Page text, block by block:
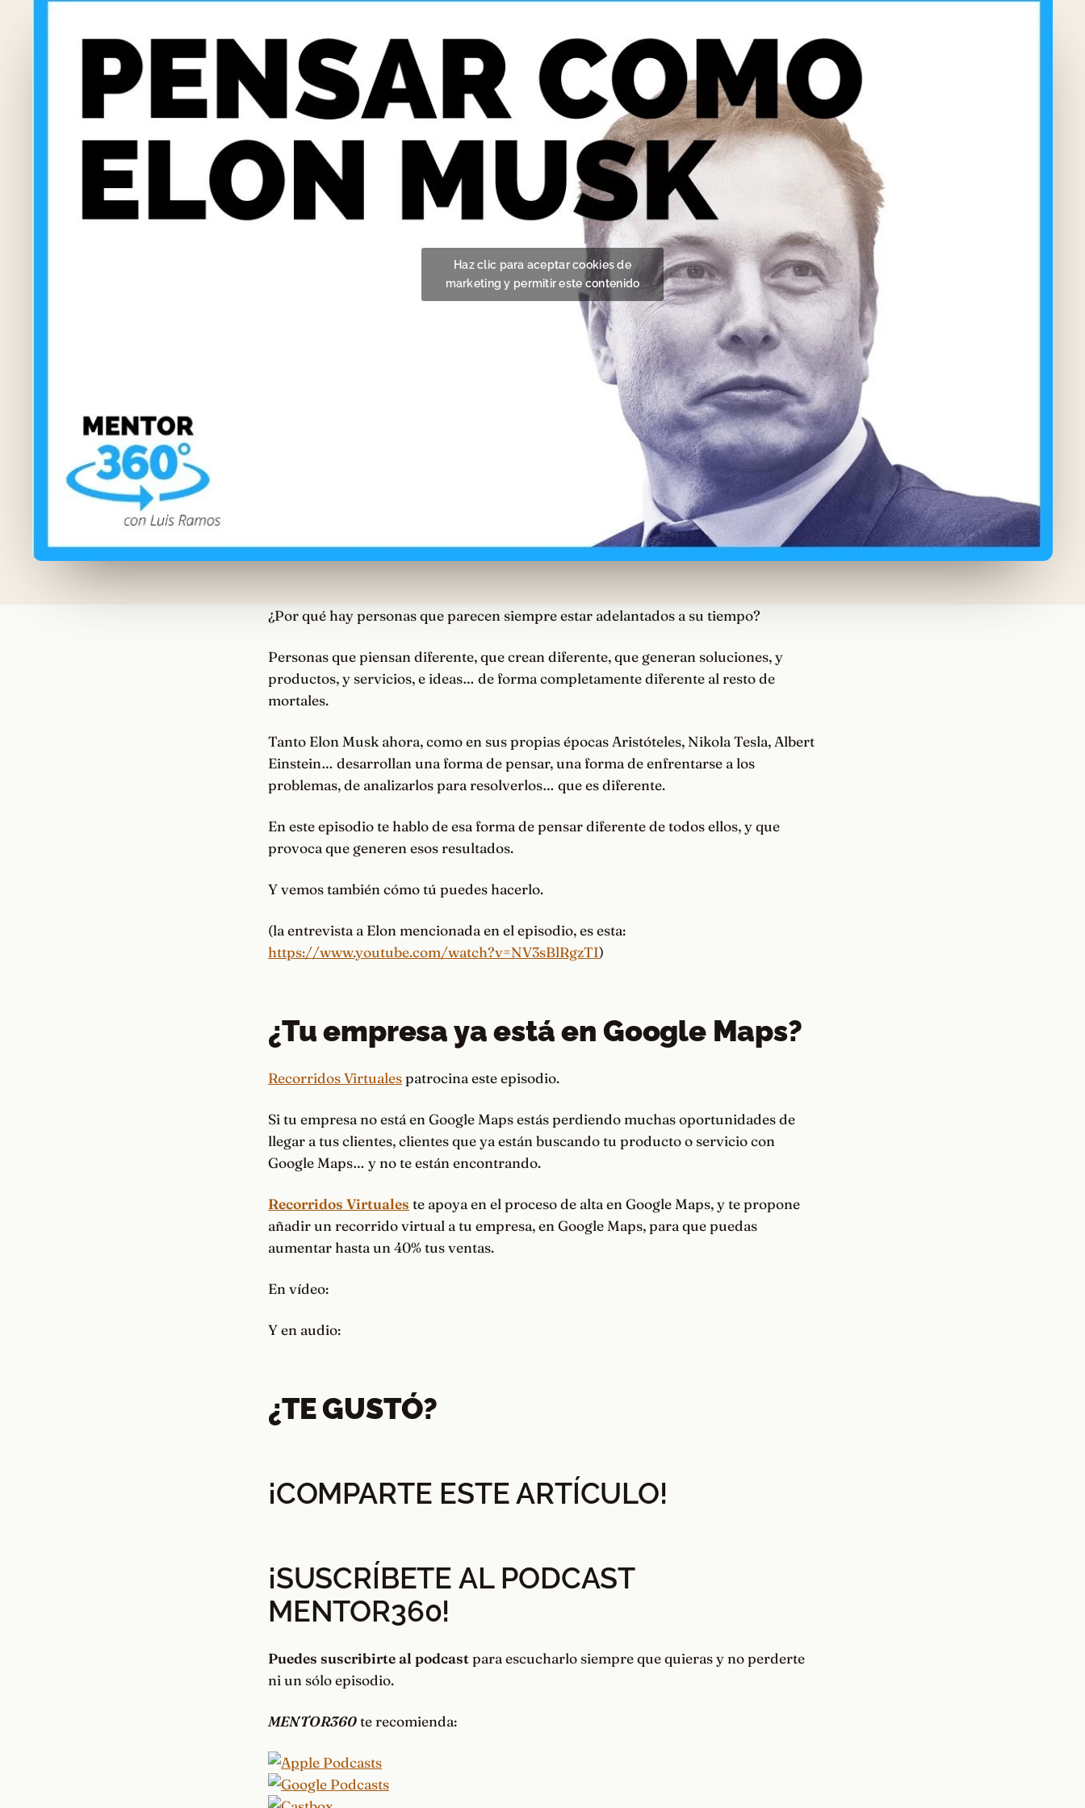
Haz clic para aceptar cookies de
marketing y permitir este contenido
¿Por qué hay personas que parecen siempre estar adelantados a su tiempo?
Personas que piensan diferente, que crean diferente, que generan soluciones, y
productos, y servicios, e ideas… de forma completamente diferente al resto de
mortales.
Tanto Elon Musk ahora, como en sus propias épocas Aristóteles, Nikola Tesla, Albert
Einstein… desarrollan una forma de pensar, una forma de enfrentarse a los
problemas, de analizarlos para resolverlos… que es diferente.
En este episodio te hablo de esa forma de pensar diferente de todos ellos, y que
provoca que generen esos resultados.
Y vemos también cómo tú puedes hacerlo.
(la entrevista a Elon mencionada en el episodio, es esta:
https://www.youtube.com/watch?v=NV3sBlRgzTI)
¿Tu empresa ya está en Google Maps?
Recorridos Virtualespatrocina este episodio.
Si tu empresa no está en Google Maps estás perdiendo muchas oportunidades de
llegar a tus clientes, clientes que ya están buscando tu producto o servicio con
Google Maps… y no te están encontrando.
Recorridos Virtuales te apoya en el proceso de alta en Google Maps, y te propone
añadir un recorrido virtual a tu empresa, en Google Maps, para que puedas
aumentar hasta un 40% tus ventas.
En vídeo:
Y en audio:
¿TE GUSTÓ?
¡COMPARTE ESTE ARTÍCULO!
¡SUSCRÍBETE AL PODCAST
MENTOR360!
Puedes suscribirte al podcastpara escucharlo siempre que quieras y no perderte
ni un sólo episodio.
MENTOR360te recomienda: